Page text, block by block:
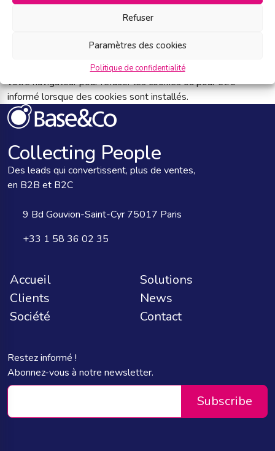
Refuser
Paramètres des cookies
Politique de confidentialité
Le site www.baseandco.com utilise des cookies pour
améliorer l’expérience utilisateur. Vous pouvez configurer
votre navigateur pour refuser les cookies ou pour être
informé lorsque des cookies sont installés.
Collecting People
Des leads qui convertissent, plus de ventes,
en B2B et B2C
9 Bd Gouvion-Saint-Cyr 75017 Paris
+33 1 58 36 02 35
Accueil
Solutions
Clients
News
Société
Contact
Restez informé !
Abonnez-vous à notre newsletter.